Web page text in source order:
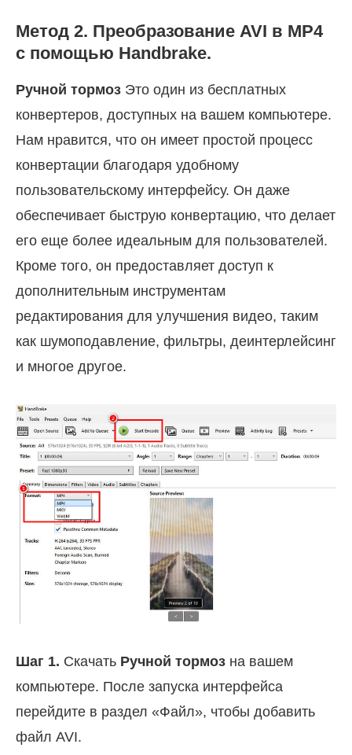
Метод 2. Преобразование AVI в MP4
с помощью Handbrake.
Ручной тормоз Это один из бесплатных
конвертеров, доступных на вашем компьютере.
Нам нравится, что он имеет простой процесс
конвертации благодаря удобному
пользовательскому интерфейсу. Он даже
обеспечивает быструю конвертацию, что делает
его еще более идеальным для пользователей.
Кроме того, он предоставляет доступ к
дополнительным инструментам
редактирования для улучшения видео, таким
как шумоподавление, фильтры, деинтерлейсинг
и многое другое.
Шаг 1. Скачать Ручной тормоз на вашем
компьютере. После запуска интерфейса
перейдите в раздел «Файл», чтобы добавить
файл AVI.